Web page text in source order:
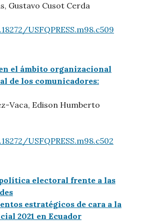
Gustavo Cusot Cerda
USFQPRESS.m98.c509
el ámbito organizacional
de los comunicadores:
Vaca, Edison Humberto
USFQPRESS.m98.c502
electoral frente a las
estratégicos de cara a la
2021 en Ecuador